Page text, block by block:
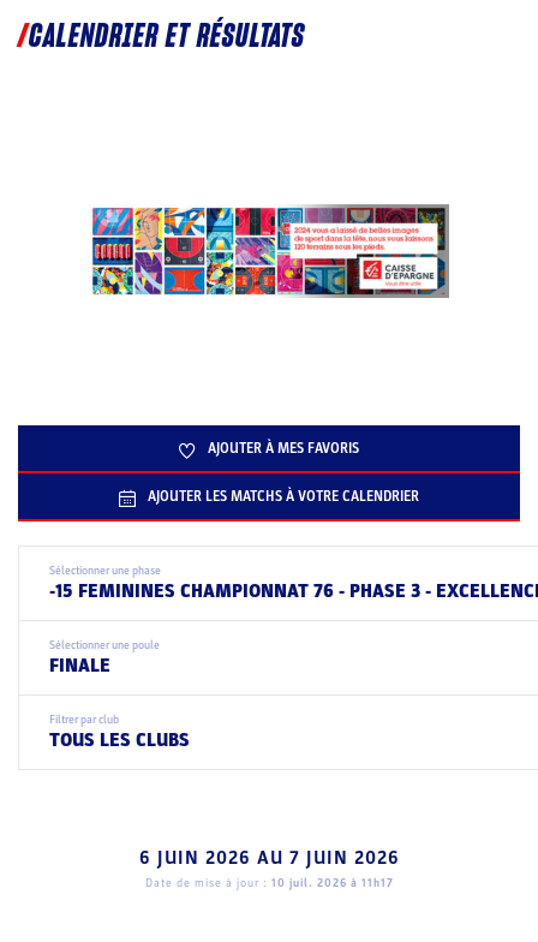
CALENDRIER ET RÉSULTATS
AJOUTER À MES FAVORIS
AJOUTER LES MATCHS À VOTRE CALENDRIER
Sélectionner une phase
-15 FEMININES CHAMPIONNAT 76 - PHASE 3 -
Sélectionner une poule
FINALE
Filtrer par club
TOUS LES CLUBS
6 JUIN 2026 AU 7 JUIN 2026
Date de mise à jour : 10 juil. 2026 à 11h17